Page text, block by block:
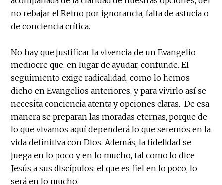
no rebajar el Reino por ignorancia, falta de astucia o
de conciencia crítica.
No hay que justificar la vivencia de un Evangelio
mediocre que, en lugar de ayudar, confunde. El
seguimiento exige radicalidad, como lo hemos
dicho en Evangelios anteriores, y para vivirlo así se
necesita conciencia atenta y opciones claras. De esa
manera se preparan las moradas eternas, porque de
lo que vivamos aquí dependerá lo que seremos en la
vida definitiva con Dios. Además, la fidelidad se
juega en lo poco y en lo mucho, tal como lo dice
Jesús a sus discípulos: el que es fiel en lo poco, lo
será en lo mucho.